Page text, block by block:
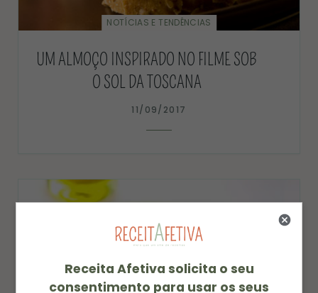
NOTÍCIAS E TENDÊNCIAS
UM ALMOÇO INSPIRADO NO FILME SOB
O SOL DA TOSCANA
11/09/2017
Receita Afetiva solicita o seu
consentimento para usar os seus